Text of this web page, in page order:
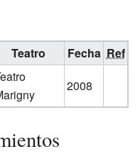
Teatro Fecha Ref
2008